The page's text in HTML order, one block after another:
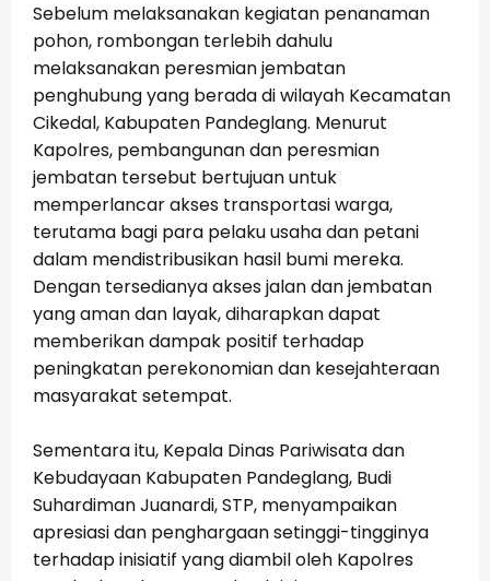
Sebelum melaksanakan kegiatan penanaman
pohon, rombongan terlebih dahulu
melaksanakan peresmian jembatan
penghubung yang berada di wilayah Kecamatan
Cikedal, Kabupaten Pandeglang. Menurut
Kapolres, pembangunan dan peresmian
jembatan tersebut bertujuan untuk
memperlancar akses transportasi warga,
terutama bagi para pelaku usaha dan petani
dalam mendistribusikan hasil bumi mereka.
Dengan tersedianya akses jalan dan jembatan
yang aman dan layak, diharapkan dapat
memberikan dampak positif terhadap
peningkatan perekonomian dan kesejahteraan
masyarakat setempat.
Sementara itu, Kepala Dinas Pariwisata dan
Kebudayaan Kabupaten Pandeglang, Budi
Suhardiman Juanardi, STP, menyampaikan
apresiasi dan penghargaan setinggi-tingginya
terhadap inisiatif yang diambil oleh Kapolres